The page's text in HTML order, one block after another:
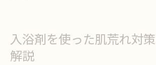
入浴剤を使った肌荒れ対
解説